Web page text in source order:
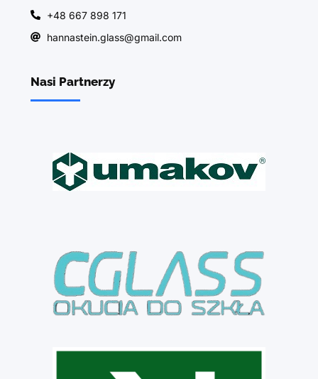
+48 667 898 171
hannastein.glass@gmail.com
Nasi Partnerzy